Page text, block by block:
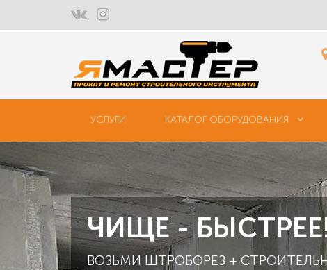
УСЛУГИ КАТАЛОГ ОБОРУДОВАНИЯ
ЧИЩЕ -
ВОЗЬМИ ШТРОБОРЕЗ +